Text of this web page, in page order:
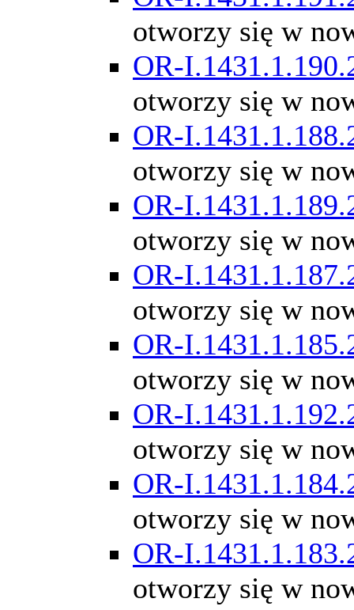
otworzy się w
OR-
otworzy się w
OR-
otworzy się w
OR-
otworzy się w
OR-
otworzy się w
OR-
otworzy się w
OR-
otworzy się w
OR-
otworzy się w
OR-
otworzy się w